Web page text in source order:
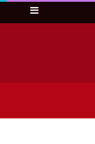
Sidebar